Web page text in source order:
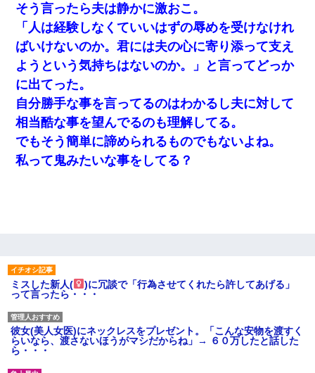
そう言ったら夫は静かに激おこ。
「人は経験しなくていいはずの辱めを受けなけれ
ばいけないのか。君には夫の心に寄り添って支え
ようという気持ちはないのか。」と言ってどっか
に出てった。
自分勝手な事を言ってるのはわかるし夫に対して
相当酷な事を望んでるのも理解してる。
でもそう簡単に諦められるものでもないよね。
私って鬼みたいな事をしてる？
ミスした新人(
)に冗談で「行為させてくれたら許してあげる」
って言ったら・・・
彼女(美人女医)にネックレスをプレゼント。「こんな安物を渡すく
らいなら、渡さないほうがマシだからね」→ ６０万したと話した
ら・・・